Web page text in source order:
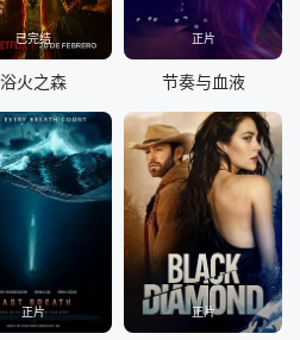
已完结
浴火之森
正片
节奏与血液
正片 正片